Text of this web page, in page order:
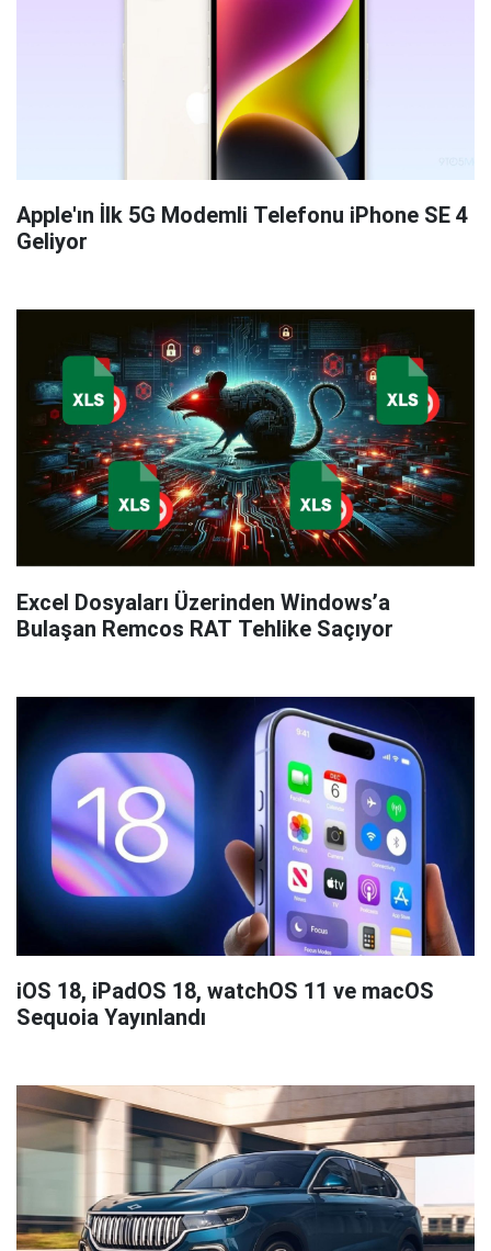
Apple'ın İlk 5G Modemli Telefonu iPhone SE 4
Geliyor
Excel Dosyaları Üzerinden Windows’a
Bulaşan Remcos RAT Tehlike Saçıyor
iOS 18, iPadOS 18, watchOS 11 ve macOS
Sequoia Yayınlandı